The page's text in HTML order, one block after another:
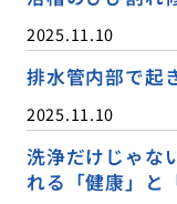
2025.11.10
排水管内部で起
2025.11.10
洗浄だけじゃな
れる「健康」と